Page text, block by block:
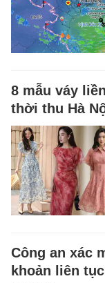
8 mẫu váy
thời thu Hà
Công an xác
khoản liên